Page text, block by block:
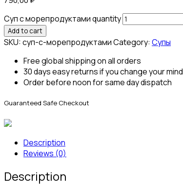
Суп с морепродуктами quantity
Add to cart
SKU:суп-с-морепродуктамиCategory: Супы
Free global shipping on all orders
30 days easy returns if you change your mind
Order before noon for same day dispatch
Guaranteed Safe Checkout
Description
Reviews (0)
Description